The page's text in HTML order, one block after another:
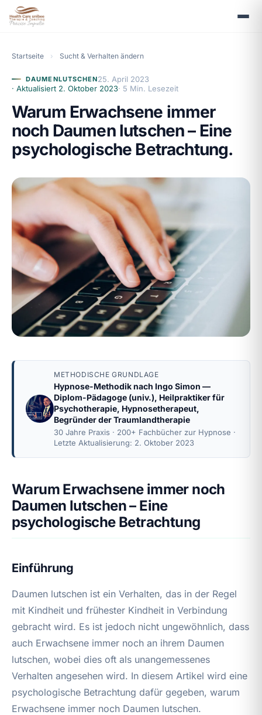
Startseite › Sucht & Verhalten ändern
DAUMENLUTSCHEN25. April 2023
· Aktualisiert 2. Oktober 2023· 5 Min. Lesezeit
Warum Erwachsene immer
noch Daumen lutschen – Eine
psychologische Betrachtung.
METHODISCHE GRUNDLAGE
Hypnose-Methodik nach Ingo Simon —
Diplom-Pädagoge (univ.), Heilpraktiker für
Psychotherapie, Hypnosetherapeut,
Begründer der Traumlandtherapie
30 Jahre Praxis · 200+ Fachbücher zur Hypnose ·
Letzte Aktualisierung: 2. Oktober 2023
Warum Erwachsene immer noch
Daumen lutschen – Eine
psychologische Betrachtung
Einführung
Daumen lutschen ist ein Verhalten, das in der Regel
mit Kindheit und frühester Kindheit in Verbindung
gebracht wird. Es ist jedoch nicht ungewöhnlich, dass
auch Erwachsene immer noch an ihrem Daumen
lutschen, wobei dies oft als unangemessenes
Verhalten angesehen wird. In diesem Artikel wird eine
psychologische Betrachtung dafür gegeben, warum
Erwachsene immer noch Daumen lutschen.